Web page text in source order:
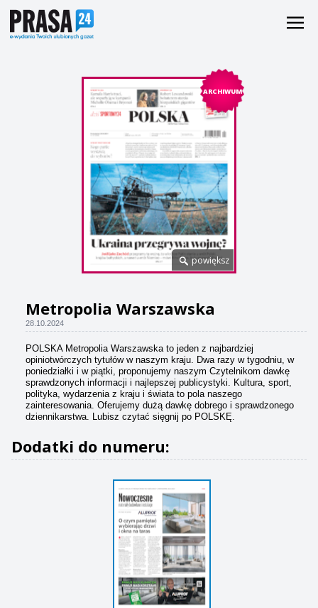
ARCHIWUM
powiększ
Metropolia Warszawska
28.10.2024
POLSKA Metropolia Warszawska to jeden z najbardziej
opiniotwórczych tytułów w naszym kraju. Dwa razy w tygodniu, w
poniedziałki i w piątki, proponujemy naszym Czytelnikom dawkę
sprawdzonych informacji i najlepszej publicystyki. Kultura, sport,
polityka, wydarzenia z kraju i świata to pola naszego
zainteresowania. Oferujemy dużą dawkę dobrego i sprawdzonego
dziennikarstwa. Lubisz czytać sięgnij po POLSKĘ.
Dodatki do numeru: